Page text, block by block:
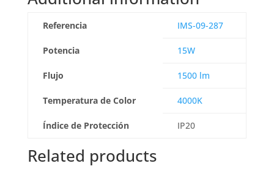
Referencia IMS-09-287
Potencia 15W
Flujo 1500 lm
Temperatura de Color 4000K
Índice de Protección IP20
Related products